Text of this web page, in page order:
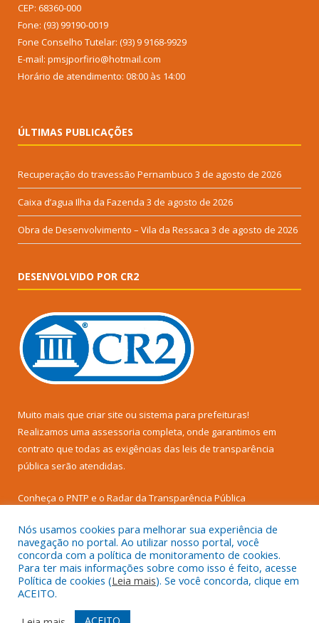
CEP: 68360-000
Fone: (93) 99190-0019
Fone Conselho Tutelar: (93) 9 9168-9929
E-mail: pmsjporfirio@hotmail.com
Horário de atendimento: 08:00 às 14:00
ÚLTIMAS PUBLICAÇÕES
Recuperação do travessão Pernambuco 3 de agosto de 2026
Caixa d’agua Ilha da Fazenda 3 de agosto de 2026
Obra de Desenvolvimento – Vila da Ressaca 3 de agosto de 2026
DESENVOLVIDO POR CR2
Muito mais que criar site ou sistema para prefeituras!
Realizamos uma assessoria completa, onde garantimos em
contrato que todas as exigências das leis de transparência
pública serão atendidas.
Conheça o PNTP e o Radar da Transparência Pública
Todos os direitos reservados a Prefeitura Municipal de Senador
José Porfírio.
Mapa do Site Acessar Área Administrativa
Nós usamos cookies para melhorar sua experiência de
navegação no portal. Ao utilizar nosso portal, você
concorda com a política de monitoramento de cookies.
Para ter mais informações sobre como isso é feito, acesse
Política de cookies (Leia mais). Se você concorda, clique em
ACEITO.